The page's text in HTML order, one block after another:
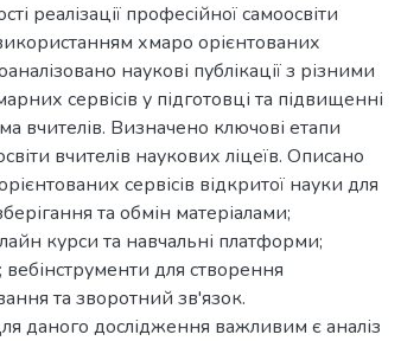
реалізації професійної самоосвіти
хмаро орієнтованих
наукові публікації з різними
сервісів у підготовці та підвищенні
вчителів. Визначено ключові етапи
вчителів наукових ліцеїв. Описано
сервісів відкритої науки для
та обмін матеріалами;
курси та навчальні платформи;
вебінструменти для створення
та зворотний зв'язок.
даного дослідження важливим є аналіз